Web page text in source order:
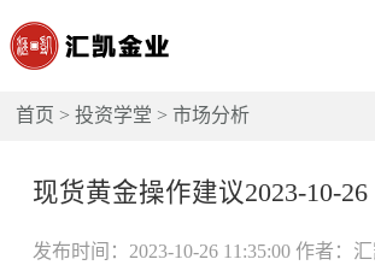
首页 >投资学堂 >市场分析
现货黄金操作建议2023-10-26
发布时间：2023-10-26 11:35:00 作者：